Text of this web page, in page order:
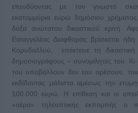
επενδύοντας με τον γνωστό
εκατομμύρια ευρώ δημόσιου
δόξα ανώτατου δικαστικού κριτή.
Εισαγγελέας Διαφθοράς βρίσκεται
Κορυδαλλού, επέκτεινε τη
δημοσιογράφους – συνομιλητές του.
του υποβάλλουν δεν του αρέσουν,
εκδίδοντας μάλιστα αμέσως την
100.000 ευρώ. Η επίθεση και οι
«αέρα» τηλεοπτικής εκπομπής ο